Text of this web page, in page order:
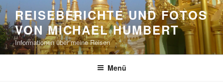
Zum
Inhalt
springen
REISEBERICHTE UND FOTOS
VON MICHAEL HUMBERT
Informationen über meine Reisen
Menü